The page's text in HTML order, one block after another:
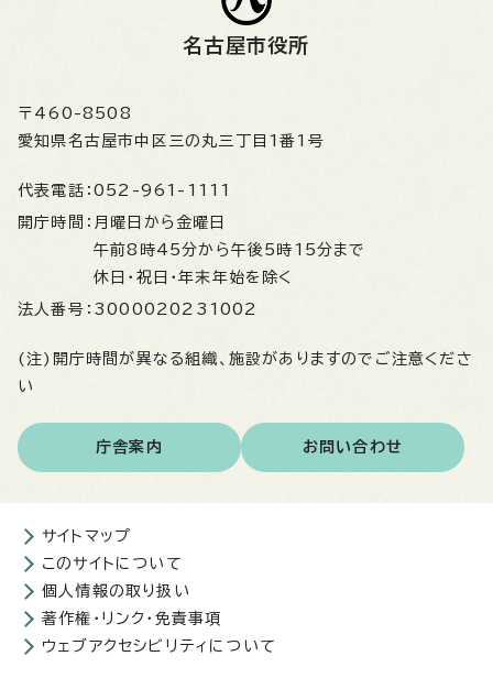
名古屋市役所
〒460-8508
愛知県名古屋市中区三の丸三丁目1番1号
代表電話： 052-961-1111
開庁時間： 月曜日から金曜日
午前8時45分から午後5時15分まで
休日・祝日・年末年始を除く
法人番号： 3000020231002
(注)開庁時間が異なる組織、施設がありますのでご注意くださ
い
庁舎案内 お問い合わせ
サイトマップ
このサイトについて
個人情報の取り扱い
著作権・リンク・免責事項
ウェブアクセシビリティについて